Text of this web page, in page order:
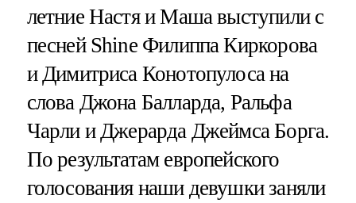
летние Настя и Маша выступили с
песней Shine Филиппа Киркорова
и Димитриса Конотопулоса на
слова Джона Балларда, Ральфа
Чарли и Джерарда Джеймса Борга.
По результатам европейского
голосования наши девушки заняли